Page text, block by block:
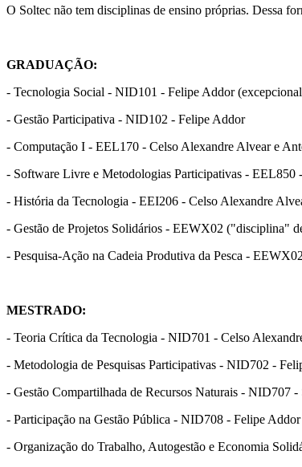
O Soltec não tem disciplinas de ensino próprias. Dessa
GRADUAÇÃO:
- Tecnologia Social - NID101 - Felipe Addor
- Gestão Participativa - NID102 - Felipe Addor
- Computação I - EEL170 - Celso Alexandre Alvear e
- Software Livre e Metodologias Participativas -
- História da Tecnologia - EEI206 - Celso Alexandre
- Gestão de Projetos Solidários - EEWX02 ("disciplina"
- Pesquisa-Ação na Cadeia Produtiva da Pesca -
MESTRADO:
- Teoria Crítica da Tecnologia - NID701 - Celso
- Metodologia de Pesquisas Participativas - NID702 -
- Gestão Compartilhada de Recursos Naturais - NID707
- Participação na Gestão Pública - NID708 - Felipe
- Organização do Trabalho, Autogestão e Economia